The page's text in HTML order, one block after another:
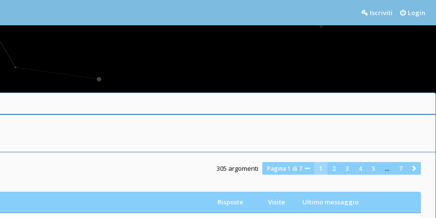
Login
Iscriviti
305 argomenti Pagina1 di 7 1 2 3 4 5 … 7
Risposte Visite Ultimo messaggio